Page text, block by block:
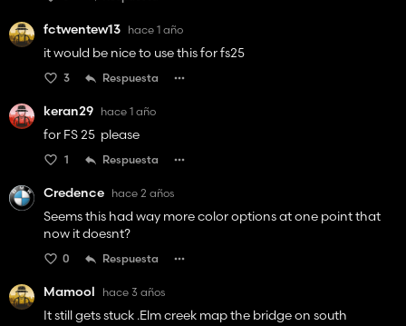
fctwentew13 hace 1 año
it would be nice to use this for fs25
3 Respuesta
keran29 hace 1 año
for FS 25 please
1 Respuesta
Credence hace 2 años
Seems this had way more color options at one point that
now it doesnt?
0 Respuesta
Mamool hace 3 años
It still gets stuck .Elm creek map the bridge on south